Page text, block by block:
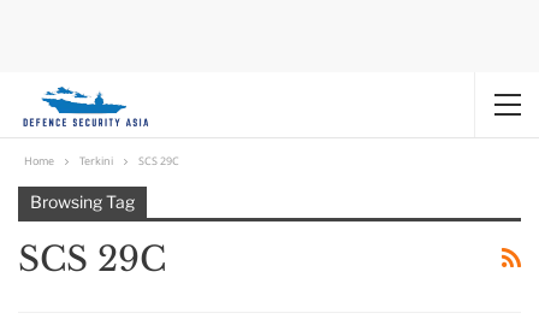
Home Terkini SCS 29C
Browsing Tag
SCS 29C